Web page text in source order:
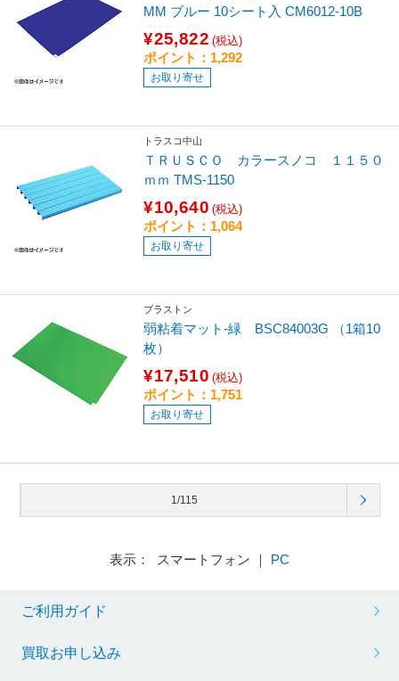
MM ブルー 10シート入 CM6012-10B
¥25,822 (税込)
ポイント：1,292
お取り寄せ
トラスコ中山
ＴＲＵＳＣＯ カラースノコ １１５０
ｍｍ TMS-1150
¥10,640 (税込)
ポイント：1,064
お取り寄せ
ブラストン
弱粘着マット-緑 BSC84003G （1箱10
枚）
¥17,510 (税込)
ポイント：1,751
お取り寄せ
1/115
表示： スマートフォン ｜ PC
ご利用ガイド
買取お申し込み